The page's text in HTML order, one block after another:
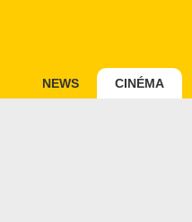
NEWS CINÉMA